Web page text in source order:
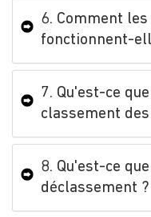
6. Comment
fonctionnent-
7. Qu'est-ce
classement
8. Qu'est-ce
déclassement ?